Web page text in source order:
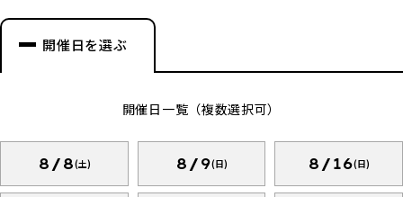
開催日を選ぶ
開催日一覧（複数選択可）
8/8(土) 8/9(日) 8/16(日)